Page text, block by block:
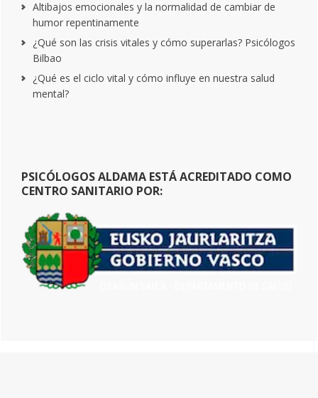
Altibajos emocionales y la normalidad de cambiar de
humor repentinamente
¿Qué son las crisis vitales y cómo superarlas? Psicólogos
Bilbao
¿Qué es el ciclo vital y cómo influye en nuestra salud
mental?
PSICÓLOGOS ALDAMA ESTÁ ACREDITADO COMO
CENTRO SANITARIO POR: